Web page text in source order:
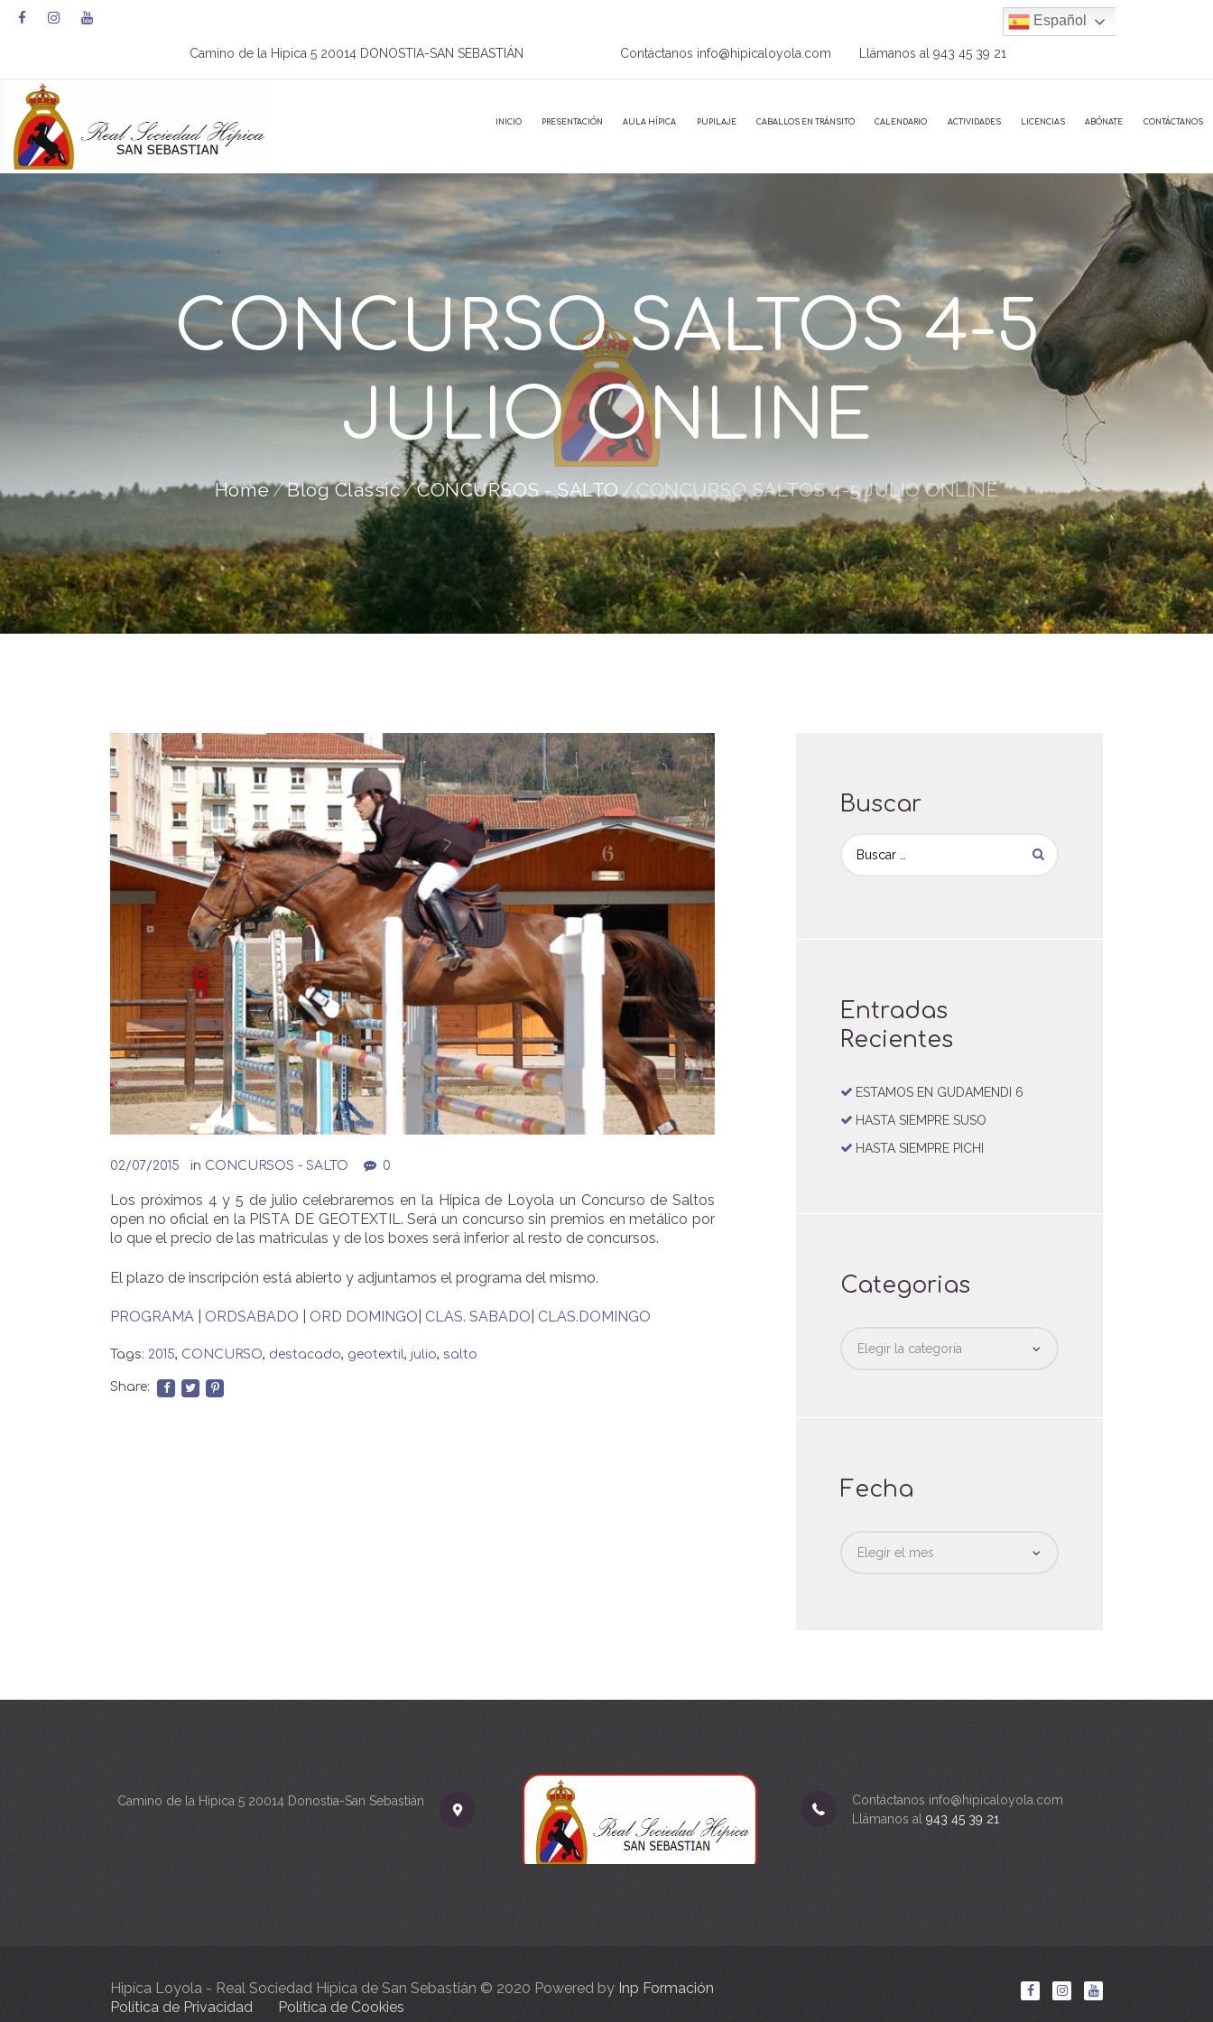
Camino de la Hipica 5 20014 DONOSTIA-SAN SEBASTIÁN Contáctanos info@hipicaloyola.com Llámanos al943 45 39 21
INICIO PRESENTACIÓN AULA HÍPICA PUPILAJE CABALLOS EN TRÁNSITO CALENDARIO ACTIVIDADES LICENCIAS ABÓNATE CONTÁCTANOS
CONCURSO SALTOS 4-5
JULIO ONLINE
Home Blog Classic CONCURSOS - SALTO CONCURSO SALTOS 4-5 JULIO ONLINE
02/07/2015 in CONCURSOS - SALTO 0
Los próximos 4 y 5 de julio celebraremos en la Hipica de Loyola un Concurso de Saltos
open no oficial en la PISTA DE GEOTEXTIL. Será un concurso sin premios en metálico por
lo que el precio de las matriculas y de los boxes será inferior al resto de concursos.
El plazo de inscripción está abierto y adjuntamos el programa del mismo.
PROGRAMA ORDSABADO ORD DOMINGO CLAS. SABADO CLAS.DOMINGO
Tags: 2015, CONCURSO, destacado, geotextil, julio, salto
Share:
Buscar
Entradas
Recientes
ESTAMOS EN GUDAMENDI 6
HASTA SIEMPRE SUSO
HASTA SIEMPRE PICHI
Categorias
Fecha
Camino de la Hipica 5 20014 Donostia-San Sebastián
Contáctanos info@hipicaloyola.com
Llámanos al 943 45 39 21
Hipíca Loyola - Real Sociedad Hípica de San Sebastián © 2020 Powered by Inp Formación
Política de Privacidad
Política de Cookies
Español